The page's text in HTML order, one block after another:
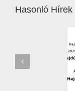
Hasonló Hírek
– 2026 –